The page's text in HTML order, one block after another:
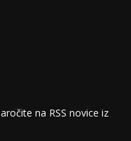
na RSS novice iz